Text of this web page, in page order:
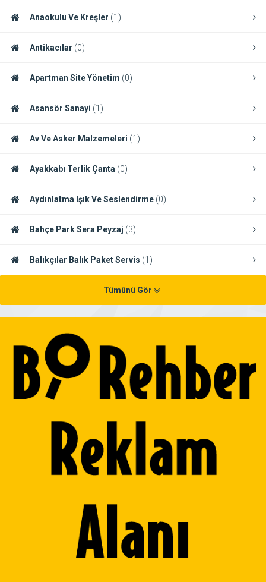
Anaokulu Ve Kreşler (1)
Antikacılar (0)
Apartman Site Yönetim (0)
Asansör Sanayi (1)
Av Ve Asker Malzemeleri (1)
Ayakkabı Terlik Çanta (0)
Aydınlatma Işık Ve Seslendirme (0)
Bahçe Park Sera Peyzaj (3)
Balıkçılar Balık Paket Servis (1)
Tümünü Gör